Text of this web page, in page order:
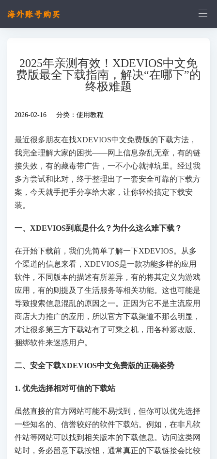
2025年亲测有效！XDEVIOS中文免
费版最全下载指南，解决“在哪下”的
终极难题
2026-02-16 分类： 使用教程
最近很多朋友在找XDEVIOS中文免费版的下载方法，
我完全理解大家的困扰——网上信息杂乱无章，有的链
接失效，有的藏毒带广告，一不小心就掉坑里。经过我
多方尝试和比对，终于整理出了一套安全可靠的下载方
案，今天就手把手分享给大家，让你轻松搞定下载安
装。
一、XDEVIOS到底是什么？为什么这么难下载？
在开始下载前，我们先简单了解一下XDEVIOS。从多
个渠道的信息来看，XDEVIOS是一款功能多样的应用
软件，不同版本的描述有所差异，有的将其定义为游戏
应用，有的则提及了生活服务等相关功能。这也可能是
导致搜索信息混乱的原因之一。正因为它不是主流应用
商店大力推广的应用，所以官方下载渠道不那么明显，
才让很多第三方下载站有了可乘之机，用各种篡改版、
捆绑软件来迷惑用户。
二、安全下载XDEVIOS中文免费版的正确姿势
1. 优先选择相对可信的下载站
虽然直接的官方网站可能不易找到，但你可以优先选择
一些知名的、信誉较好的软件下载站。例如，在非凡软
件站等网站可以找到相关版本的下载信息。访问这类网
站时，务必留意下载按钮，通常真正的下载链接会比较